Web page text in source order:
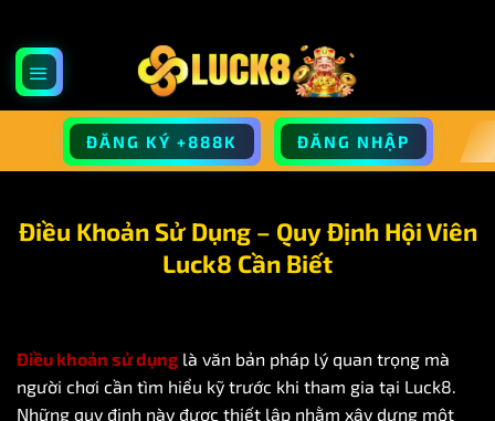
qua
nội
dung
ĐĂNG KÝ +888K ĐĂNG NHẬP
Điều Khoản Sử Dụng – Quy Định Hội Viên
Luck8 Cần Biết
Điều khoản sử dụng là văn bản pháp lý quan trọng mà
người chơi cần tìm hiểu kỹ trước khi tham gia tại Luck8.
Những quy định này được thiết lập nhằm xây dựng một